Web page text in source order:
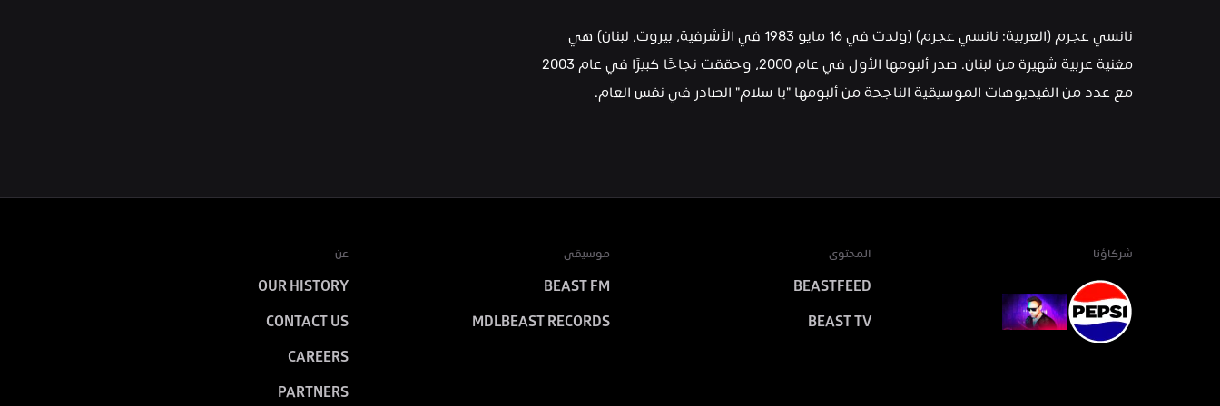
مع عدد من الفيديوهات الموسيقية الناجحة من ألبومها "يا سلام" الصادر في نفس العام.
شركاؤنا المحتوى
BEASTFEED
BEAST TV
موسيقى
BEAST FM
MDLBEAST RECORDS
عن
OUR HISTORY
CONTACT US
CAREERS
PARTNERS